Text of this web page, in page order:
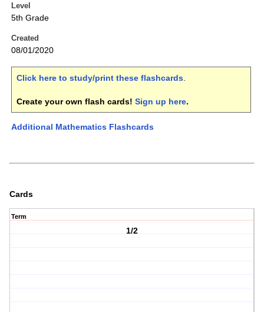
Level
5th Grade
Created
08/01/2020
Click here to study/print these flashcards.
Create your own flash cards! Sign up here.
Additional Mathematics Flashcards
Cards
Term
1/2